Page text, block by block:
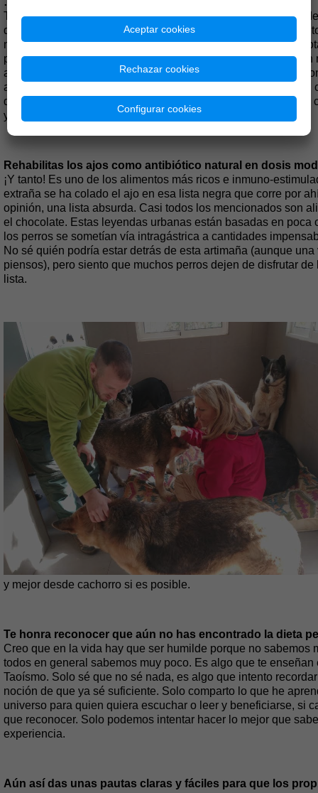
Tenemos la necesidad de imponer nuestro criterio sobre los
que parece depender de nosotros para todo. Hasta cierto
nuestro perro no sabe nada. Es un ser inteligente, intuitivo,
para las que aún no hay explicaciones científicas. Es
animales. Al fin y al cabo, ellos mantienen un lazo estrecho
aprender de ellos si tan solo se lo permitimos. En cuanto a
qué alimentos prefieren dentro del margen de los
y comerán todo lo que pillen.
Rehabilitas los ajos como antibiótico natural en dosis
¡Y tanto! Es uno de los alimentos más ricos e inmuno-
extraña se ha colado el ajo en esa lista negra que corre por
opinión, una lista absurda. Casi todos los mencionados son
el chocolate. Estas leyendas urbanas están basadas en
los perros se sometían vía intragástrica a cantidades
No sé quién podría estar detrás de esta artimaña (aunque
piensos), pero siento que muchos perros dejen de disfrutar
lista.
y mejor desde cachorro si es posible.
Te honra reconocer que aún no has encontrado la dieta
Creo que en la vida hay que ser humilde porque no sabemos
todos en general sabemos muy poco. Es algo que te
Taoísmo. Solo sé que no sé nada, es algo que intento
noción de que ya sé suficiente. Solo comparto lo que he
universo para quien quiera escuchar o leer y beneficiarse, si
que reconocer. Solo podemos intentar hacer lo mejor que
experiencia.
Aún así das unas pautas claras y fáciles para que los
Aceptar cookies
Rechazar cookies
Configurar cookies